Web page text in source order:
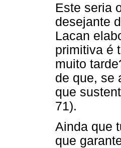
Este seria
desejante
Lacan
primitiva é
muito
de que, se
que
71).
Ainda que
que